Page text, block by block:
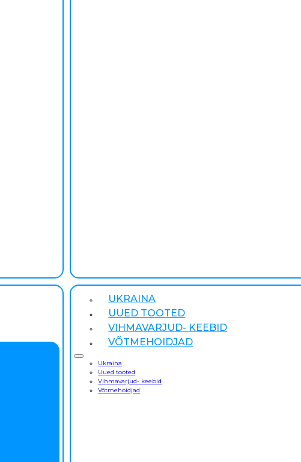
UKRAINA
UUED TOOTED
VIHMAVARJUD- KEEBID
VÕTMEHOIDJAD
Ukraina
Uued tooted
Vihmavarjud- keebid
Võtmehoidjad